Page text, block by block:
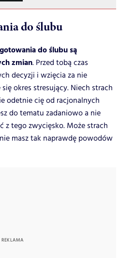
do ślubu
do ślubu są
zmian. Przed tobą czas
decyzji i wzięcia za nie
okres stresujący. Niech strach
odetnie cię od racjonalnych
do tematu zadaniowo a nie
z tego zwycięsko. Może strach
masz tak naprawdę powodów